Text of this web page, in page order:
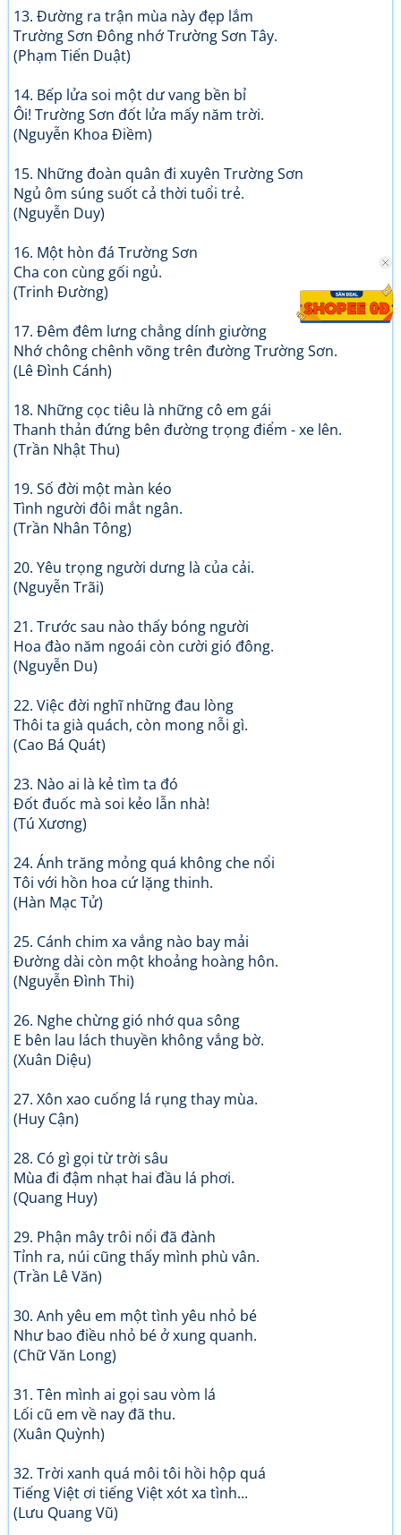
13. Đường ra trận mùa này đẹp lắm
Trường Sơn Đông nhớ Trường Sơn Tây.
(Phạm Tiến Duật)
14. Bếp lửa soi một dư vang bền bỉ
Ôi! Trường Sơn đốt lửa mấy năm trời.
(Nguyễn Khoa Điềm)
15. Những đoàn quân đi xuyên Trường Sơn
Ngủ ôm súng suốt cả thời tuổi trẻ.
(Nguyễn Duy)
16. Một hòn đá Trường Sơn
Cha con cùng gối ngủ.
(Trinh Đường)
17. Đêm đêm lưng chẳng dính giường
Nhớ chông chênh võng trên đường Trường Sơn.
(Lê Đình Cánh)
18. Những cọc tiêu là những cô em gái
Thanh thản đứng bên đường trọng điểm - xe lên.
(Trần Nhật Thu)
19. Số đời một màn kéo
Tình người đôi mắt ngân.
(Trần Nhân Tông)
20. Yêu trọng người dưng là của cải.
(Nguyễn Trãi)
21. Trước sau nào thấy bóng người
Hoa đào năm ngoái còn cười gió đông.
(Nguyễn Du)
22. Việc đời nghĩ những đau lòng
Thôi ta già quách, còn mong nỗi gì.
(Cao Bá Quát)
23. Nào ai là kẻ tìm ta đó
Đốt đuốc mà soi kẻo lẫn nhà!
(Tú Xương)
24. Ánh trăng mỏng quá không che nổi
Tôi với hồn hoa cứ lặng thinh.
(Hàn Mạc Tử)
25. Cánh chim xa vắng nào bay mải
Đường dài còn một khoảng hoàng hôn.
(Nguyễn Đình Thi)
26. Nghe chừng gió nhớ qua sông
E bên lau lách thuyền không vắng bờ.
(Xuân Diệu)
27. Xôn xao cuống lá rụng thay mùa.
(Huy Cận)
28. Có gì gọi từ trời sâu
Mùa đi đậm nhạt hai đầu lá phơi.
(Quang Huy)
29. Phận mây trôi nổi đã đành
Tỉnh ra, núi cũng thấy mình phù vân.
(Trần Lê Văn)
30. Anh yêu em một tình yêu nhỏ bé
Như bao điều nhỏ bé ở xung quanh.
(Chữ Văn Long)
31. Tên mình ai gọi sau vòm lá
Lối cũ em về nay đã thu.
(Xuân Quỳnh)
32. Trời xanh quá môi tôi hồi hộp quá
Tiếng Việt ơi tiếng Việt xót xa tình...
(Lưu Quang Vũ)